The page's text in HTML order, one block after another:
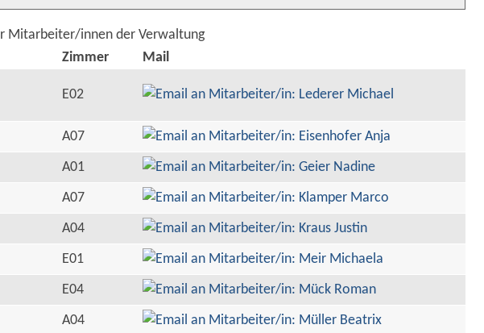
Mitarbeiter/innen der Verwaltung
Zimmer
Mail
E02
A07
A01
A07
A04
E01
E04
A04